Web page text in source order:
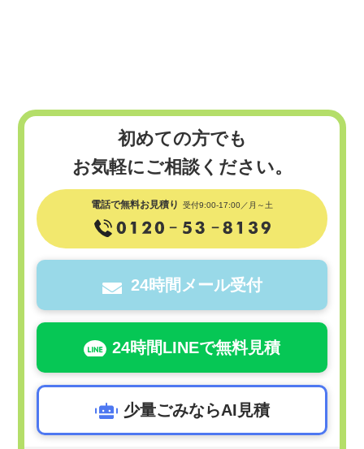
初めての方でも
お気軽にご相談ください。
電話で無料お見積り 受付9:00-17:00／月～土
24時間メール受付
24時間LINEで無料見積
少量ごみならAI見積